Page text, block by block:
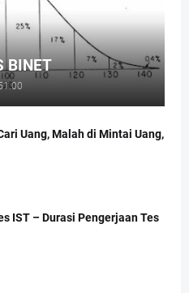
BINET
Uang, Malah di Mintai Uang,
IST – Durasi Pengerjaan Tes